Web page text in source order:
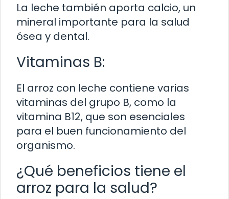
La leche también aporta calcio, un
mineral importante para la salud
ósea y dental.
Vitaminas B:
El arroz con leche contiene varias
vitaminas del grupo B, como la
vitamina B12, que son esenciales
para el buen funcionamiento del
organismo.
¿Qué beneficios tiene el
arroz para la salud?